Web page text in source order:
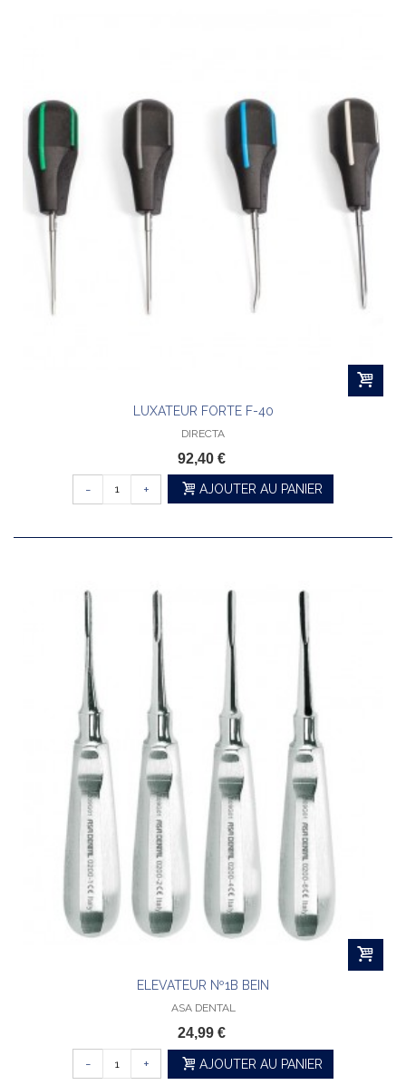
LUXATEUR FORTE F-40
DIRECTA
92,40 €
- + AJOUTER AU PANIER
ELEVATEUR Nº1B BEIN
ASA DENTAL
24,99 €
- + AJOUTER AU PANIER